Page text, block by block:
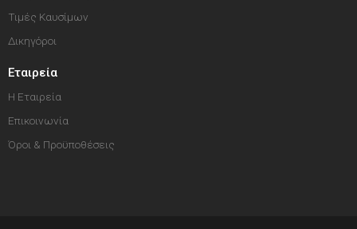
Τιμές Καυσίμων
Δικηγόροι
Εταιρεία
Η Εταιρεία
Επικοινωνία
Όροι & Προϋποθέσεις